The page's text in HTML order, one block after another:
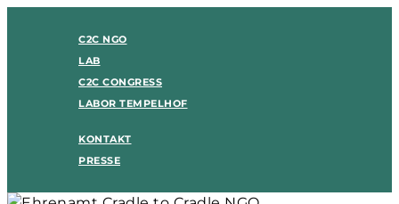
C2C NGO
LAB
C2C CONGRESS
LABOR TEMPELHOF
KONTAKT
PRESSE